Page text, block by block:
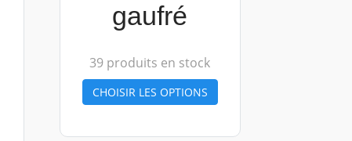
gaufré
39 produits en stock
CHOISIR LES OPTIONS